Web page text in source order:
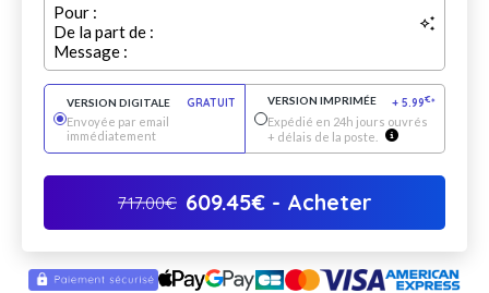
Pour :
De la part de :
Message :
VERSION DIGITALE
GRATUIT
Envoyée par email
immédiatement
VERSION IMPRIMÉE + 5.99€*
Expédié en 24h jours ouvrés
+ délais de la poste.
717.00€ 609.45€- Acheter